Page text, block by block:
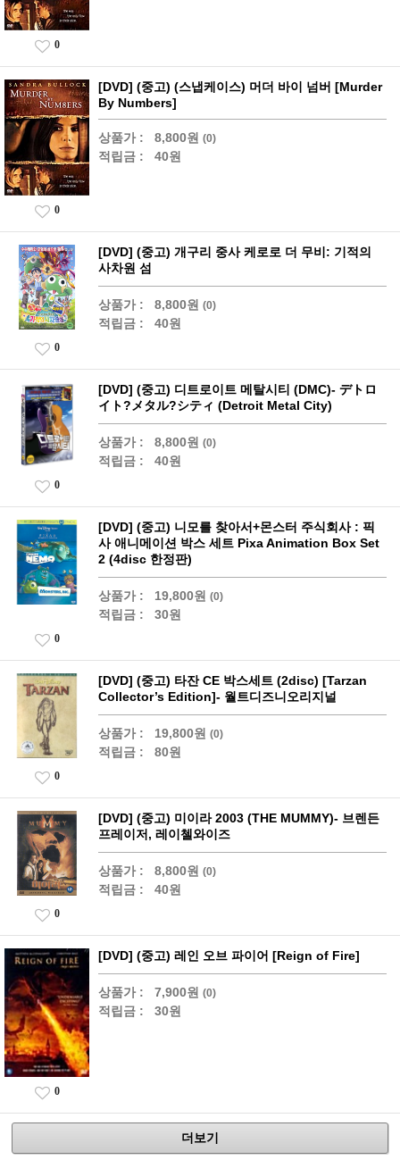
0
[DVD] (중고) (스냅케이스) 머더 바이 넘버 [Murder
By Numbers]
상품가 : 8,800원 (0)
적립금 : 40원
0
[DVD] (중고) 개구리 중사 케로로 더 무비: 기적의
사차원 섬
상품가 : 8,800원 (0)
적립금 : 40원
0
[DVD] (중고) 디트로이트 메탈시티 (DMC)- デトロ
イト?メタル?シティ (Detroit Metal City)
상품가 : 8,800원 (0)
적립금 : 40원
0
[DVD] (중고) 니모를 찾아서+몬스터 주식회사 : 픽
사 애니메이션 박스 세트 Pixa Animation Box Set
2 (4disc 한정판)
상품가 : 19,800원 (0)
적립금 : 30원
0
[DVD] (중고) 타잔 CE 박스세트 (2disc) [Tarzan
Collector’s Edition]- 월트디즈니오리지널
상품가 : 19,800원 (0)
적립금 : 80원
0
[DVD] (중고) 미이라 2003 (THE MUMMY)- 브렌든
프레이저, 레이첼와이즈
상품가 : 8,800원 (0)
적립금 : 40원
0
[DVD] (중고) 레인 오브 파이어 [Reign of Fire]
상품가 : 7,900원 (0)
적립금 : 30원
0
더보기